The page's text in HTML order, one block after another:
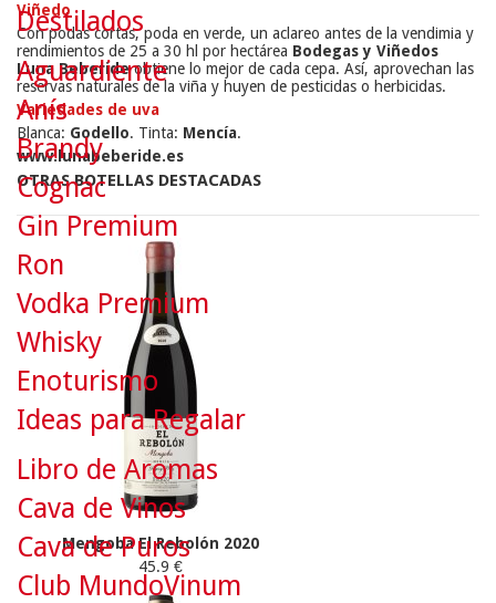
Viñedo
Con podas cortas, poda en verde, un aclareo antes de la vendimia y
rendimientos de 25 a 30 hl por hectárea Bodegas y Viñedos
Luna Beberideobtiene lo mejor de cada cepa. Así, aprovechan las
reservas naturales de la viña y huyen de pesticidas o herbicidas.
Variedades de uva
Blanca: Godello. Tinta: Mencía.
www.lunabeberide.es
OTRAS BOTELLAS DESTACADAS
Mengoba El Rebolón 2020
45.9 €
Destilados
Aguardiente
Anís
Brandy
Cognac
Gin Premium
Ron
Vodka Premium
Whisky
Enoturismo
Ideas para Regalar
Libro de Aromas
Cava de Vinos
Cava de Puros
Club MundoVinum